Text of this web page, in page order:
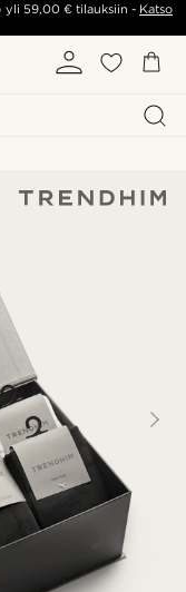
yli 59,00 €tilauksiin - Katso